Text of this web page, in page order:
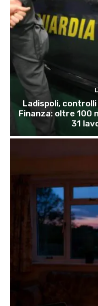
Ladispoli,
Finanza: oltre 100
31